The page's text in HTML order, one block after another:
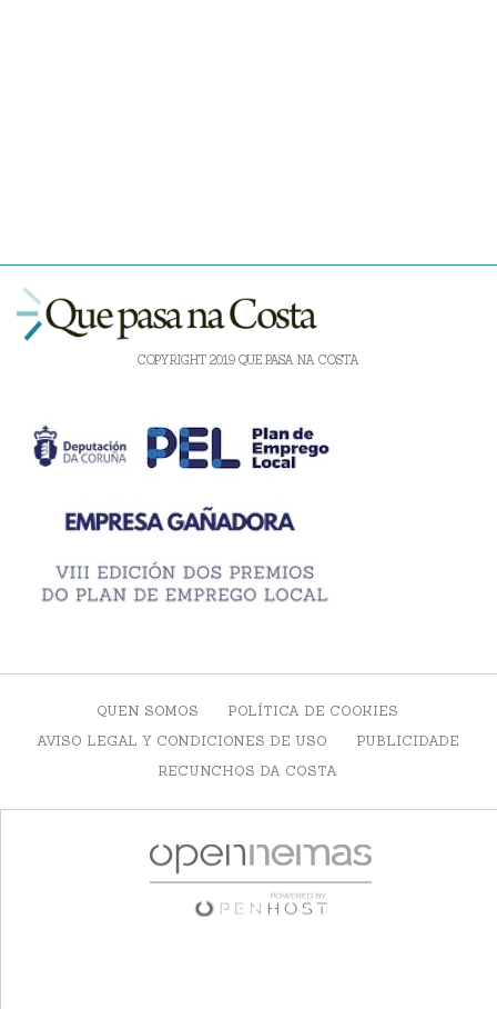
COPYRIGHT 2019 QUE PASA NA COSTA
QUEN SOMOS
POLÍTICA DE COOKIES
AVISO LEGAL Y CONDICIONES DE USO
PUBLICIDADE
RECUNCHOS DA COSTA